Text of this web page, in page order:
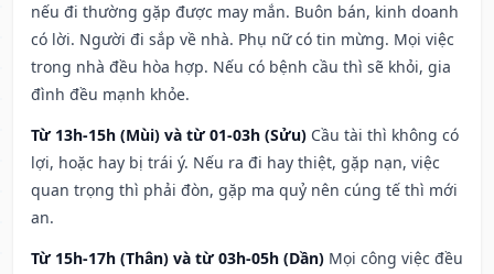
nếu đi thường gặp được may mắn. Buôn bán, kinh doanh
có lời. Người đi sắp về nhà. Phụ nữ có tin mừng. Mọi việc
trong nhà đều hòa hợp. Nếu có bệnh cầu thì sẽ khỏi, gia
đình đều mạnh khỏe.
Từ 13h-15h (Mùi) và từ 01-03h (Sửu) Cầu tài thì không có
lợi, hoặc hay bị trái ý. Nếu ra đi hay thiệt, gặp nạn, việc
quan trọng thì phải đòn, gặp ma quỷ nên cúng tế thì mới
an.
Từ 15h-17h (Thân) và từ 03h-05h (Dần) Mọi công việc đều